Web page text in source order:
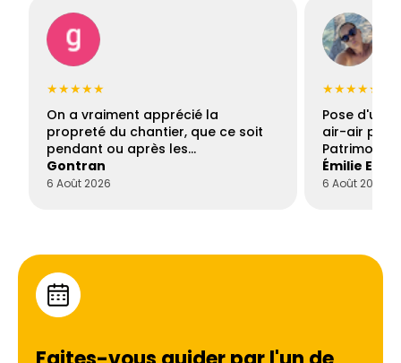
★★★★★
On a vraiment apprécié la
propreté du chantier, que ce soit
pendant ou après les…
Gontran
6 Août 2026
★★★★★
Pose d'une
air-air par
Patrimoine
Émilie
6 Août 2026